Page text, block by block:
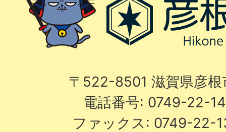
〒522-8501 滋賀県彦
電話番号: 0749-22-
ファックス: 0749-22-